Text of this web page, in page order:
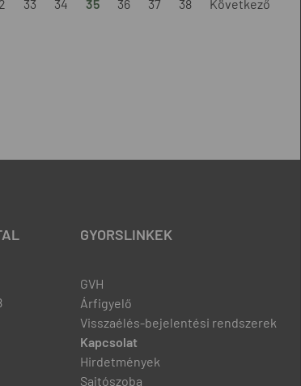
33 34 35 36 37 38 Következő
GYORSLINKEK
GVH
Árfigyelő
Visszaélés-bejelentési rendszerek
Kapcsolat
Hirdetmények
Sajtószoba